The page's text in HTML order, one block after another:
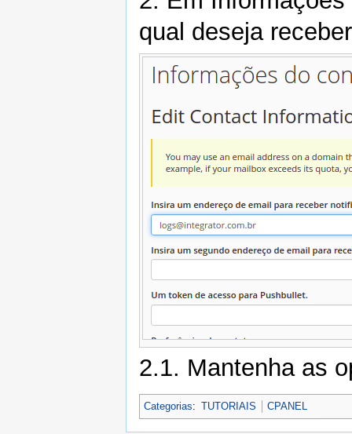
qual deseja
2.1. Mantenha as
Categorias: TUTORIAIS CPANEL